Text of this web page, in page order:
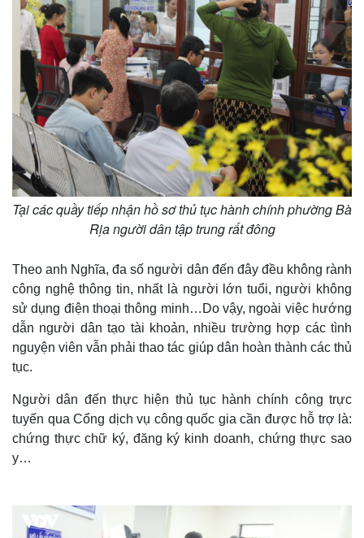
Thế giới
Quan sát
Multimedia
Video
T
i
e
Tại các quầy tiếp nhận hồ sơ thủ tục hành chính phường Bà
Rịa người dân tập trung rất đông
Theo anh Nghĩa, đa số người dân đến đây đều không rành
công nghệ thông tin, nhất là người lớn tuổi, người không
sử dụng điện thoại thông minh…Do vậy, ngoài việc hướng
dẫn người dân tạo tài khoản, nhiều trường hợp các tình
nguyện viên vẫn phải thao tác giúp dân hoàn thành các thủ
tục.
Người dân đến thực hiện thủ tục hành chính công trực
tuyến qua Cổng dịch vụ công quốc gia cần được hỗ trợ là:
chứng thực chữ ký, đăng ký kinh doanh, chứng thực sao
y…